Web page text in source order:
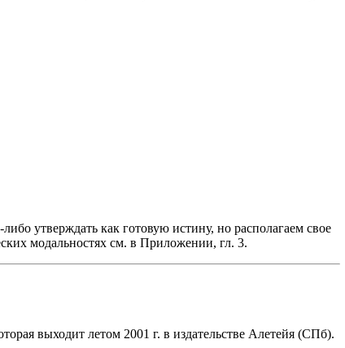
утверждать как готовую истину, но располагаем свое
модальностях см. в Приложении, гл. 3.
выходит летом 2001 г. в издательстве Алетейя (СПб).